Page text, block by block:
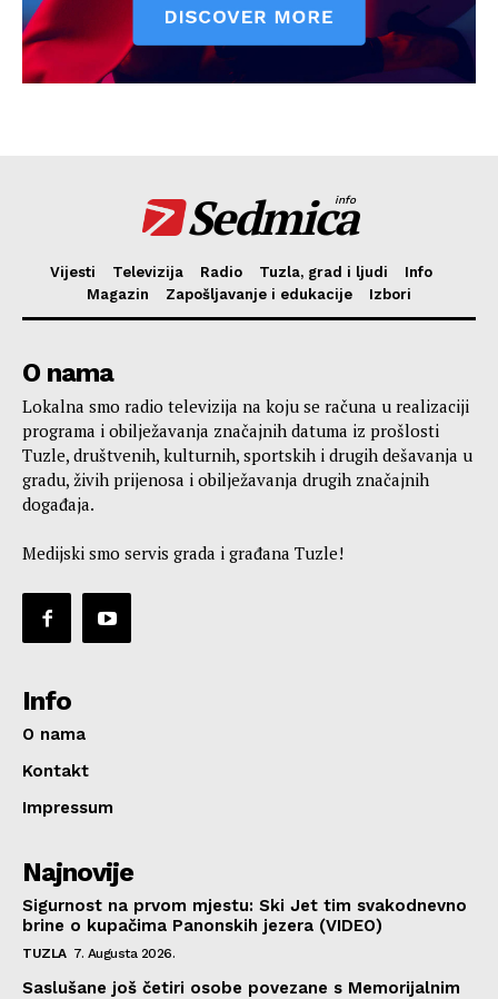
Sedmica
info
Vijesti Televizija Radio Tuzla, grad i ljudi
Info
Magazin
Zapošljavanje i edukacije Izbori
O nama
Lokalna smo radio televizija na koju se računa u realizaciji
programa i obilježavanja značajnih datuma iz prošlosti
Tuzle, društvenih, kulturnih, sportskih i drugih dešavanja u
gradu, živih prijenosa i obilježavanja drugih značajnih
događaja.
Medijski smo servis grada i građana Tuzle!
Info
O nama
Kontakt
Impressum
Najnovije
Sigurnost na prvom mjestu: Ski Jet tim svakodnevno
brine o kupačima Panonskih jezera (VIDEO)
TUZLA 7. Augusta 2026.
Saslušane još četiri osobe povezane s Memorijalnim